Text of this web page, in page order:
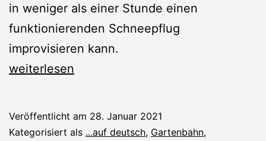
in weniger als einer Stunde einen
funktionierenden Schneepflug
improvisieren kann.
No.1
weiterlesen
Veröffentlicht am 28. Januar 2021
Kategorisiert als ...auf deutsch, Gartenbahn,